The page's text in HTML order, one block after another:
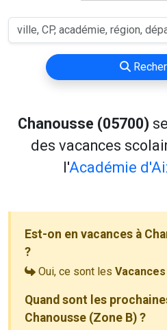
Chanousse (05700)
des vacances
l'Académie
Est-on en vacances à
?
Oui, ce sont les
Quand sont les
Chanousse (Zone B) ?